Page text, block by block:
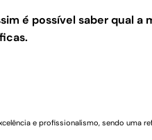
é possível saber qual a
e profissionalismo, sendo uma